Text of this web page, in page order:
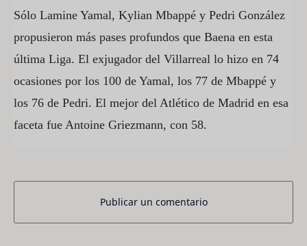
Sólo Lamine Yamal, Kylian Mbappé y Pedri González
propusieron más pases profundos que Baena en esta
última Liga. El exjugador del Villarreal lo hizo en 74
ocasiones por los 100 de Yamal, los 77 de Mbappé y
los 76 de Pedri. El mejor del Atlético de Madrid en esa
faceta fue Antoine Griezmann, con 58.
Publicar un comentario